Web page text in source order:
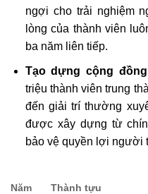
ngợi cho trải nghiệm
lòng của thành viên
ba năm liên tiếp.
Tạo dựng cộng
triệu thành viên trung
đến giải trí thường
được xây dựng từ
bảo vệ quyền lợi người
Năm Thành tựu